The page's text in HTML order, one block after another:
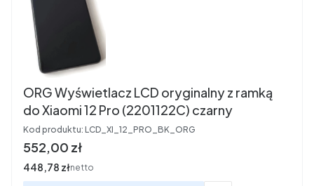
ORG Wyświetlacz LCD oryginalny z ramką
do Xiaomi 12 Pro (2201122C) czarny
Kod produktu: LCD_XI_12_PRO_BK_ORG
Cena
552,00 zł
Cena
448,78 złnetto